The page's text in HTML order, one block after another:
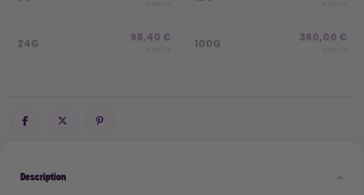
24G 98,40 € 100G 360,00 €
Description